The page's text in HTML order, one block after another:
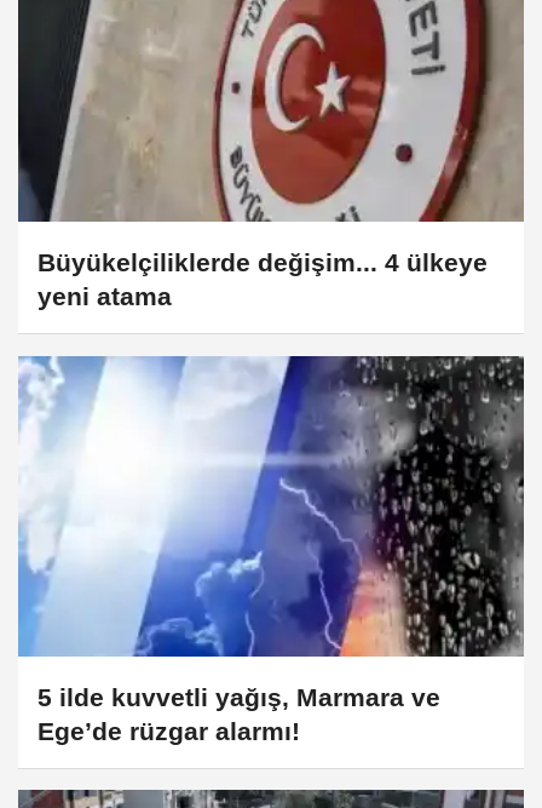
Büyükelçiliklerde değişim... 4 ülkeye
yeni atama
5 ilde kuvvetli yağış, Marmara ve
Ege’de rüzgar alarmı!